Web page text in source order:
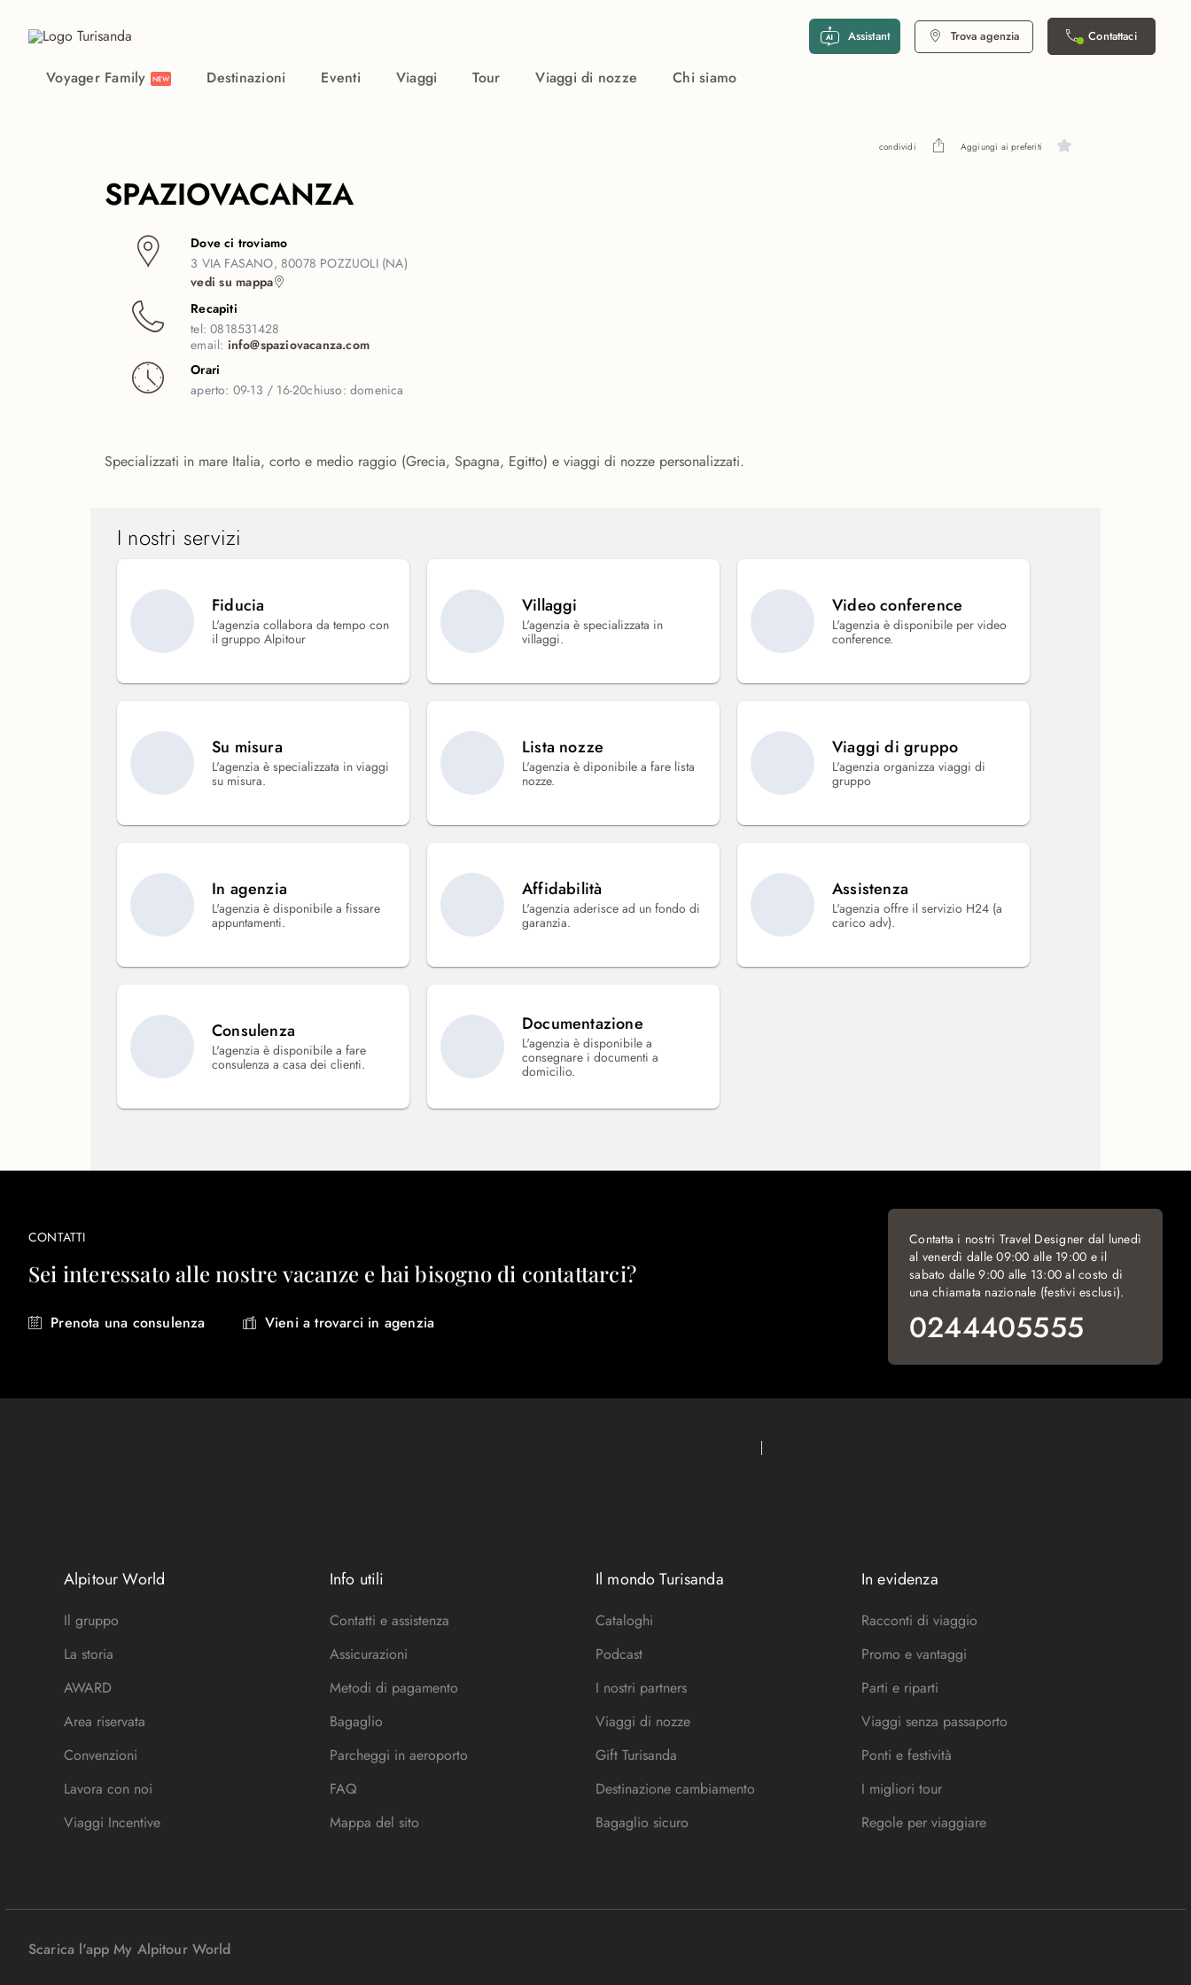
Assistant Trova agenzia Contattaci
Voyager Family NEW Destinazioni Eventi Viaggi Tour Viaggi di nozze Chi siamo
condividi Aggiungi ai preferiti
SPAZIOVACANZA
Dove ci troviamo
3 VIA FASANO, 80078 POZZUOLI (NA)
vedi su mappa
Recapiti
tel:0818531428
email: info@spaziovacanza.com
Orari
aperto: 09-13 / 16-20chiuso:domenica
Specializzati in mare Italia, corto e medio raggio (Grecia, Spagna, Egitto) e viaggi di nozze personalizzati.
I nostri servizi
Fiducia
L'agenzia collabora da tempo con
il gruppo Alpitour
Villaggi
L'agenzia è specializzata in
villaggi.
Video conference
L'agenzia è disponibile per video
conference.
Su misura
L'agenzia è specializzata in viaggi
su misura.
Lista nozze
L'agenzia è diponibile a fare lista
nozze.
Viaggi di gruppo
L'agenzia organizza viaggi di
gruppo
In agenzia
L'agenzia è disponibile a fissare
appuntamenti.
Affidabilità
L'agenzia aderisce ad un fondo di
garanzia.
Assistenza
L'agenzia offre il servizio H24 (a
carico adv).
Consulenza
L'agenzia è disponibile a fare
consulenza a casa dei clienti.
Documentazione
L'agenzia è disponibile a
consegnare i documenti a
domicilio.
CONTATTI
Sei interessato alle nostre vacanze e hai bisogno di contattarci?
Prenota una consulenza Vieni a trovarci in agenzia
Contatta i nostri Travel Designer dal lunedì
al venerdì dalle 09:00 alle 19:00 e il
sabato dalle 9:00 alle 13:00 al costo di
una chiamata nazionale (festivi esclusi).
0244405555
Alpitour World
Il gruppo
La storia
AWARD
Area riservata
Convenzioni
Lavora con noi
Viaggi Incentive
Info utili
Contatti e assistenza
Assicurazioni
Metodi di pagamento
Bagaglio
Parcheggi in aeroporto
FAQ
Mappa del sito
Il mondo Turisanda
Cataloghi
Podcast
I nostri partners
Viaggi di nozze
Gift Turisanda
Destinazione cambiamento
Bagaglio sicuro
In evidenza
Racconti di viaggio
Promo e vantaggi
Parti e riparti
Viaggi senza passaporto
Ponti e festività
I migliori tour
Regole per viaggiare
Scarica l'app My Alpitour World